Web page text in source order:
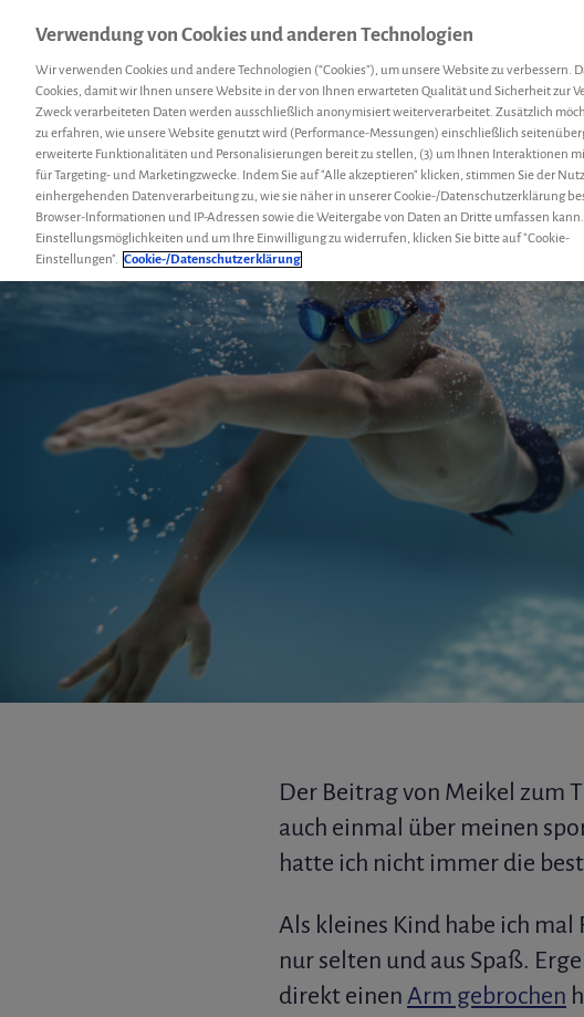
Der Beitrag von Meikel zum
auch einmal über meinen
hatte ich nicht immer die
Als kleines Kind habe ich
nur selten und aus Spaß.
direkt einen Arm gebrochen
Verwendung von Cookies und anderen Technologien
Wir verwenden Cookies und andere Technologien (“Cookies”), um unsere Website zu verbessern.
Cookies, damit wir Ihnen unsere Website in der von Ihnen erwarteten Qualität und Sicherheit zur
Zweck verarbeiteten Daten werden ausschließlich anonymisiert weiterverarbeitet. Zusätzlich
zu erfahren, wie unsere Website genutzt wird (Performance-Messungen) einschließlich
erweiterte Funktionalitäten und Personalisierungen bereit zu stellen, (3) um Ihnen Interaktionen
für Targeting- und Marketingzwecke. Indem Sie auf "Alle akzeptieren" klicken, stimmen Sie der
einhergehenden Datenverarbeitung zu, wie sie näher in unserer Cookie-/Datenschutzerklärung
Browser-Informationen und IP-Adressen sowie die Weitergabe von Daten an Dritte umfassen
Einstellungsmöglichkeiten und um Ihre Einwilligung zu widerrufen, klicken Sie bitte auf "Cookie-
Einstellungen". Cookie-/Datenschutzerklärung